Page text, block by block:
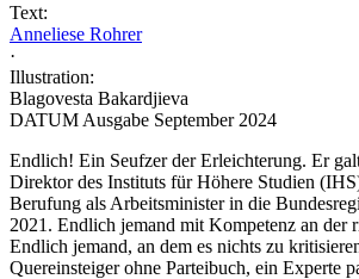
Text:
Anneliese Rohrer
·
Illustration:
Blagovesta Bakardjieva
DATUM Ausgabe September 2024
Endlich! Ein Seufzer der Erleichterung. Er
Direktor des Instituts für Höhere Studien
Berufung als Arbeitsminister in die
2021. Endlich jemand mit Kompetenz an der
Endlich jemand, an dem es nichts zu
Quereinsteiger ohne Parteibuch, ein Experte